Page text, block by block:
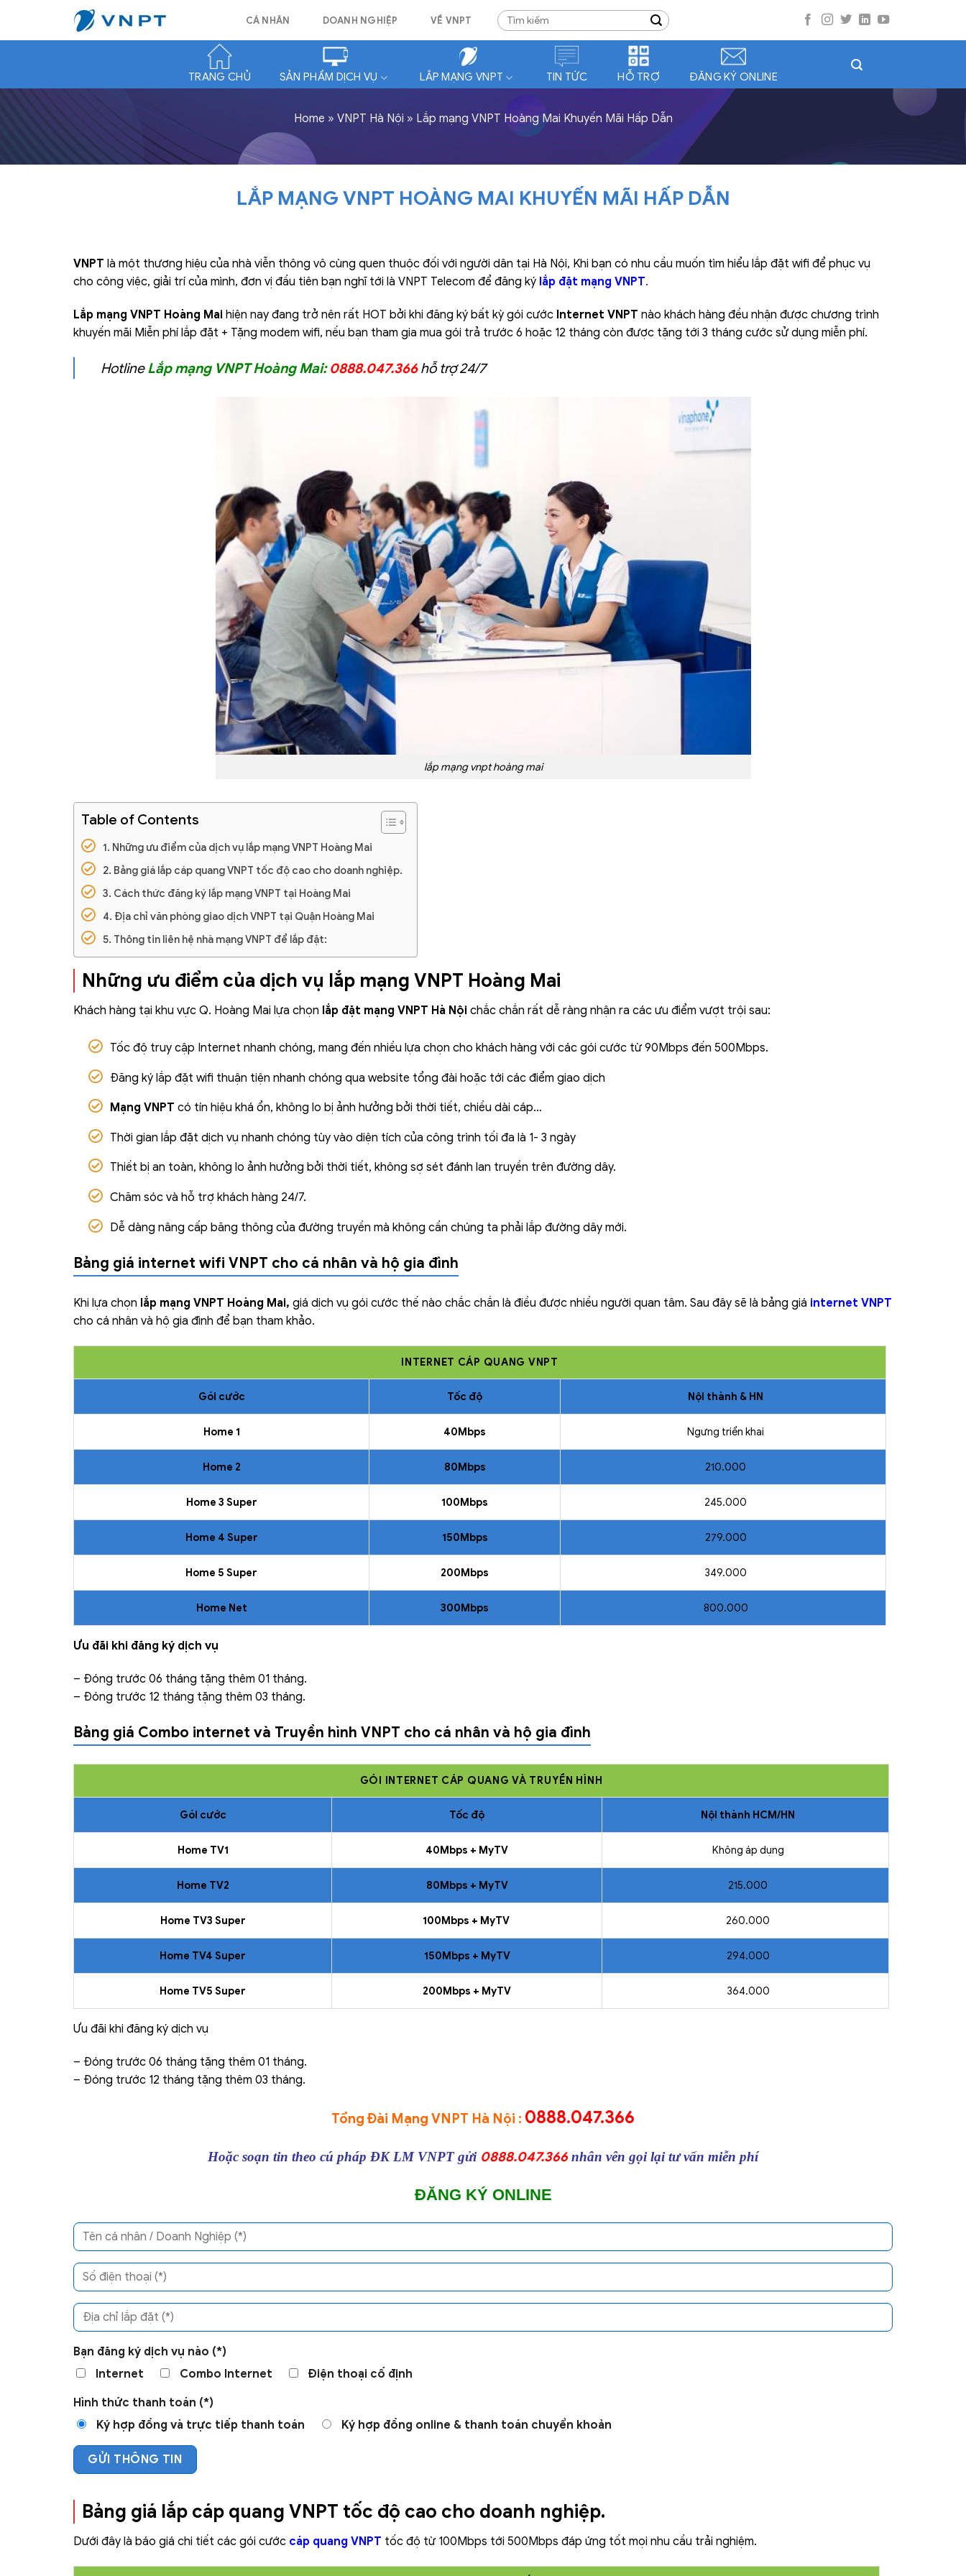
content
CÁ NHÂN DOANH NGHIỆP VỀ VNPT
TRANG CHỦ SẢN PHẨM DỊCH VỤ LẮP MẠNG VNPT TIN TỨC HỖ TRỢ ĐĂNG KÝ ONLINE
Home » VNPT Hà Nội » Lắp mạng VNPT Hoàng Mai Khuyến Mãi Hấp Dẫn
LẮP MẠNG VNPT HOÀNG MAI KHUYẾN MÃI HẤP DẪN
VNPT là một thương hiệu của nhà viễn thông vô cùng quen thuộc đối với người dân tại Hà Nội, Khi bạn có nhu cầu muốn tìm hiểu lắp đặt wifi để phục vụ
cho công việc, giải trí của mình, đơn vị đầu tiên bạn nghĩ tới là VNPT Telecom để đăng ký lắp đặt mạng VNPT.
Lắp mạng VNPT Hoàng Mai hiện nay đang trở nên rất HOT bởi khi đăng ký bất kỳ gói cước Internet VNPT nào khách hàng đều nhận được chương trình
khuyến mãi Miễn phí lắp đặt + Tặng modem wifi, nếu bạn tham gia mua gói trả trước 6 hoặc 12 tháng còn được tặng tới 3 tháng cước sử dụng miễn phí.
HotlineLắp mạng VNPT Hoàng Mai: 0888.047.366hỗ trợ 24/7
lắp mạng vnpt hoàng mai
Table of Contents
Những ưu điểm của dịch vụ lắp mạng VNPT Hoàng Mai
Bảng giá lắp cáp quang VNPT tốc độ cao cho doanh nghiệp.
Cách thức đăng ký lắp mạng VNPT tại Hoàng Mai
Địa chỉ văn phòng giao dịch VNPT tại Quận Hoàng Mai
Thông tin liên hệ nhà mạng VNPT để lắp đặt:
Những ưu điểm của dịch vụ lắp mạng VNPT Hoàng Mai
Khách hàng tại khu vực Q. Hoàng Mai lựa chọn lắp đặt mạng VNPT Hà Nội chắc chắn rất dễ ràng nhận ra các ưu điểm vượt trội sau:
Tốc độ truy cập Internet nhanh chóng, mang đến nhiều lựa chọn cho khách hàng với các gói cước từ 90Mbps đến 500Mbps.
Đăng ký lắp đặt wifi thuận tiện nhanh chóng qua website tổng đài hoặc tới các điểm giao dịch
Mạng VNPT có tín hiệu khá ổn, không lo bị ảnh hưởng bởi thời tiết, chiều dài cáp…
Thời gian lắp đặt dịch vụ nhanh chóng tùy vào diện tích của công trình tối đa là 1- 3 ngày
Thiết bị an toàn, không lo ảnh hưởng bởi thời tiết, không sợ sét đánh lan truyền trên đường dây.
Chăm sóc và hỗ trợ khách hàng 24/7.
Dễ dàng nâng cấp băng thông của đường truyền mà không cần chúng ta phải lắp đường dây mới.
Bảng giá internet wifi VNPT cho cá nhân và hộ gia đình
Khi lựa chọn lắp mạng VNPT Hoàng Mai, giá dịch vụ gói cước thế nào chắc chắn là điều được nhiều người quan tâm. Sau đây sẽ là bảng giá internet VNPT
cho cá nhân và hộ gia đình để bạn tham khảo.
INTERNET CÁP QUANG VNPT
Gói cước Tốc độ Nội thành & HN
Home 1 40Mbps Ngưng triển khai
Home 2 80Mbps 210.000
Home 3 Super 100Mbps 245.000
Home 4 Super 150Mbps 279.000
Home 5 Super 200Mbps 349.000
Home Net 300Mbps 800.000
Ưu đãi khi đăng ký dịch vụ
– Đóng trước 06 tháng tặng thêm 01 tháng.
– Đóng trước 12 tháng tặng thêm 03 tháng.
Bảng giá Combo internet và Truyền hình VNPT cho cá nhân và hộ gia đình
GÓI INTERNET CÁP QUANG VÀ TRUYỀN HÌNH
Gói cước Tốc độ Nội thành HCM/HN
Home TV1 40Mbps + MyTV Không áp dụng
Home TV2 80Mbps + MyTV 215.000
Home TV3 Super 100Mbps + MyTV 260.000
Home TV4 Super 150Mbps + MyTV 294.000
Home TV5 Super 200Mbps + MyTV 364.000
Ưu đãi khi đăng ký dịch vụ
– Đóng trước 06 tháng tặng thêm 01 tháng.
– Đóng trước 12 tháng tặng thêm 03 tháng.
Tổng Đài Mạng VNPT Hà Nội : 0888.047.366
Hoặc soạn tin theo cú pháp ĐK LM VNPT gửi 0888.047.366 nhân vên gọi lại tư vấn miễn phí
ĐĂNG KÝ ONLINE
Bạn đăng ký dịch vụ nào (*)
Internet
Combo Internet
Điện thoại cố định
Hình thức thanh toán (*)
Ký hợp đồng và trực tiếp thanh toán
Ký hợp đồng online & thanh toán chuyển khoản
Bảng giá lắp cáp quang VNPT tốc độ cao cho doanh nghiệp.
Dưới đây là báo giá chi tiết các gói cước cáp quang VNPT tốc độ từ 100Mbps tới 500Mbps đáp ứng tốt mọi nhu cầu trải nghiệm.